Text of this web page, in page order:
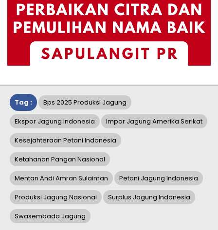
Tag : Bps 2025 Produksi Jagung
Ekspor Jagung Indonesia Impor Jagung Amerika Serikat
Kesejahteraan Petani Indonesia
Ketahanan Pangan Nasional
Mentan Andi Amran Sulaiman Petani Jagung Indonesia
Produksi Jagung Nasional Surplus Jagung Indonesia
Swasembada Jagung